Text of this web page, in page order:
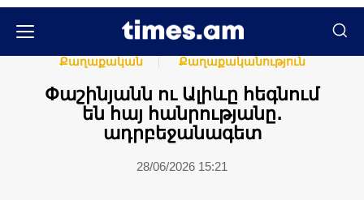
Քաղաքական
Քաղաքականություն
Փաշինյանն ու Ալիևը հեգնում
են հայ հանրությանը․
ադրբեջանագետ
28/06/2026 15:21